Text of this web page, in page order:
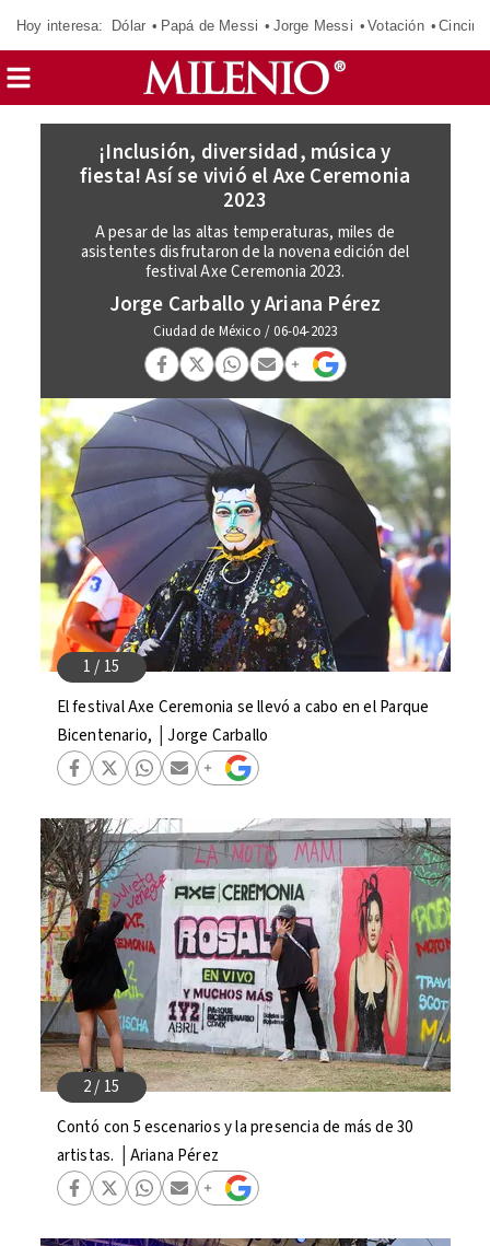
Hoy interesa: Dólar Papá de Messi Jorge Messi Votación
¡Inclusión, diversidad, música y
fiesta! Así se vivió el Axe Ceremonia
2023
A pesar de las altas temperaturas, miles de
asistentes disfrutaron de la novena edición del
festival Axe Ceremonia 2023.
Jorge Carballo y Ariana Pérez
Ciudad de México / 06-04-2023
El festival Axe Ceremonia se llevó a cabo en el Parque
Bicentenario, │Jorge Carballo
Contó con 5 escenarios y la presencia de más de 30
artistas. │Ariana Pérez